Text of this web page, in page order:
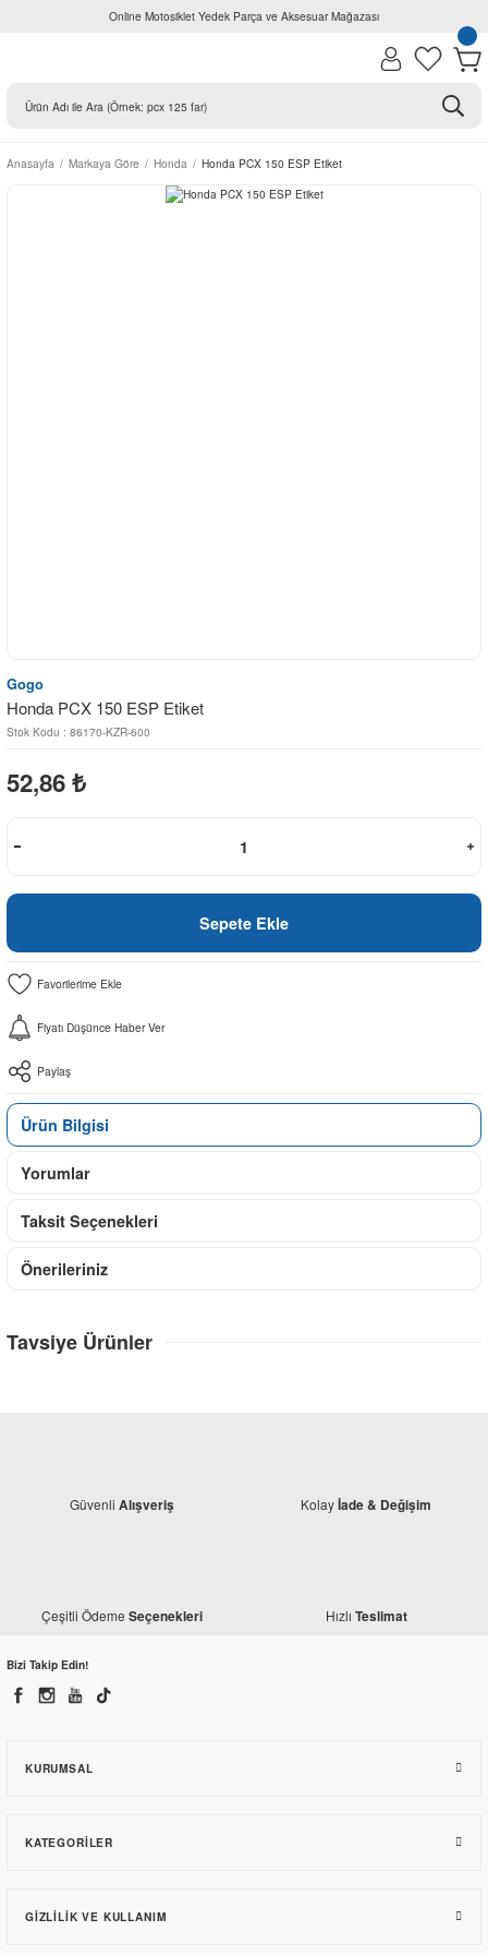
Online Motosiklet Yedek Parça ve Aksesuar Mağazası
Anasayfa Markaya Göre Honda Honda PCX 150 ESP Etiket
Gogo
Honda PCX 150 ESP Etiket
Stok Kodu : 86170-KZR-600
52,86 ₺
Sepete Ekle
Fiyatı Düşünce Haber Ver
Paylaş
Ürün Bilgisi
Yorumlar
Taksit Seçenekleri
Önerileriniz
Tavsiye Ürünler
Honda PCX 150 Orjinal Silindir Alt Conta
Güvenli Alışveriş Kolayİade & Değişim
Çeşitli Ödeme Seçenekleri Hızlı Teslimat
Bizi Takip Edin!
KURUMSAL
KATEGORILER
GIZLILIK VE KULLANIM